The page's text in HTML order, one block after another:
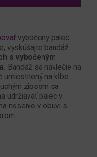
vybočený palec.
vyskúšajte bandáž,
s vybočeným
Bandáž sa navlečie na
umiestnený na kĺbe
zipsom sa
udržiavať palec v
nosenie v obuvi s